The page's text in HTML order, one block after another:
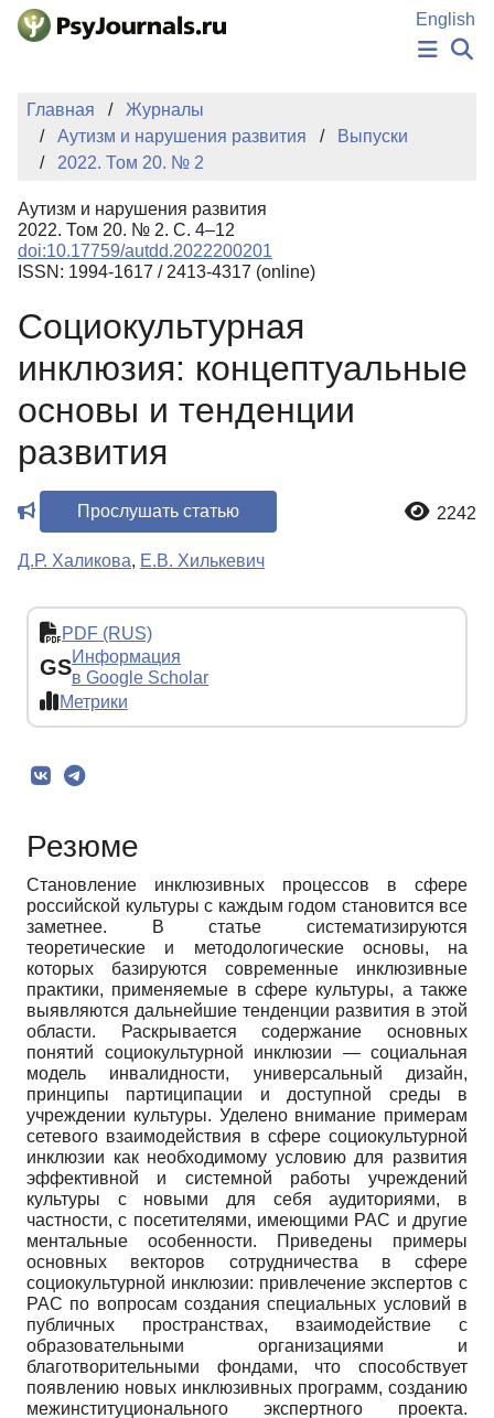
Перейти к основному содержанию
English
НОВОСТИ
АВТОРЫ
КЛЮЧЕВЫЕ СЛОВА
Регистрация
Главная
Журналы
Аутизм и нарушения развития
Выпуски
2022. Том 20. № 2
Аутизм и нарушения развития
2022. Том 20. № 2. С. 4–12
doi:10.17759/autdd.2022200201
ISSN: 1994-1617 / 2413-4317 (online)
Социокультурная
инклюзия: концептуальные
основы и тенденции
развития
Прослушать статью 2242
Д.Р. Халикова, Е.В. Хилькевич
PDF (RUS)
GSИнформация
в Google Scholar
Метрики
Резюме
Становление инклюзивных процессов в сфере
российской культуры с каждым годом становится все
заметнее. В статье систематизируются
теоретические и методологические основы, на
которых базируются современные инклюзивные
практики, применяемые в сфере культуры, а также
выявляются дальнейшие тенденции развития в этой
области. Раскрывается содержание основных
понятий социокультурной инклюзии — социальная
модель инвалидности, универсальный дизайн,
принципы партиципации и доступной среды в
учреждении культуры. Уделено внимание примерам
сетевого взаимодействия в сфере социокультурной
инклюзии как необходимому условию для развития
эффективной и системной работы учреждений
культуры с новыми для себя аудиториями, в
частности, с посетителями, имеющими РАС и другие
ментальные особенности. Приведены примеры
основных векторов сотрудничества в сфере
социокультурной инклюзии: привлечение экспертов с
РАС по вопросам создания специальных условий в
публичных пространствах, взаимодействие с
образовательными организациями и
благотворительными фондами, что способствует
появлению новых инклюзивных программ, созданию
межинституционального экспертного проекта.